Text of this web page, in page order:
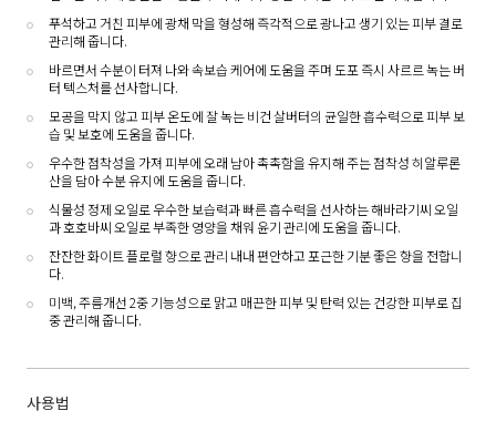
푸석하고 거친 피부에 광채 막을 형성해 즉각적으로 광나고 생기 있는 피부 결로
관리해 줍니다.
바르면서 수분이 터져 나와 속보습 케어에 도움을 주며 도포 즉시 사르르 녹는 버
터 텍스처를 선사합니다.
모공을 막지 않고 피부 온도에 잘 녹는 비건 살버터의 균일한 흡수력으로 피부 보
습 및 보호에 도움을 줍니다.
우수한 점착성을 가져 피부에 오래 남아 촉촉함을 유지해 주는 점착성 히알루론
산을 담아 수분 유지에 도움을 줍니다.
식물성 정제 오일로 우수한 보습력과 빠른 흡수력을 선사하는 해바라기씨 오일
과 호호바씨 오일로 부족한 영양을 채워 윤기 관리에 도움을 줍니다.
잔잔한 화이트 플로럴 향으로 관리 내내 편안하고 포근한 기분 좋은 향을 전합니
다.
미백, 주름개선 2중 기능성으로 맑고 매끈한 피부 및 탄력 있는 건강한 피부로 집
중 관리해 줍니다.
사용법